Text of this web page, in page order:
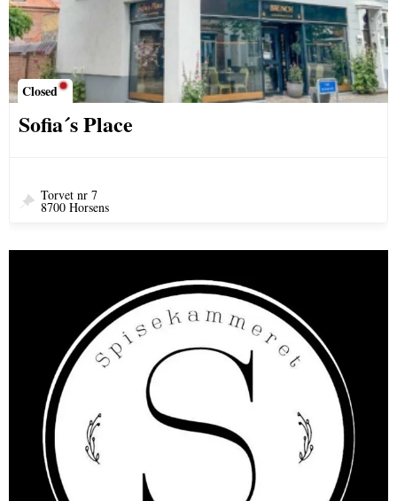
Closed
Sofia´s Place
Torvet nr 7
8700 Horsens